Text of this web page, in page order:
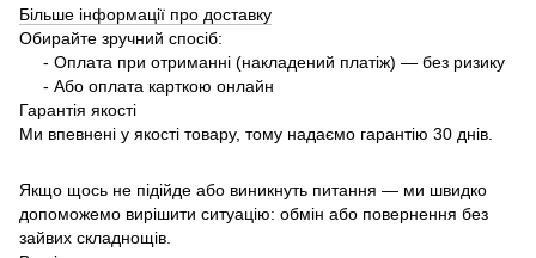
Більше інформації про доставку
Обирайте зручний спосіб:
- Оплата при отриманні (накладений платіж) — без ризику
- Або оплата карткою онлайн
Гарантія якості
Ми впевнені у якості товару, тому надаємо гарантію 30 днів.
Якщо щось не підійде або виникнуть питання — ми швидко
допоможемо вирішити ситуацію: обмін або повернення без
зайвих складнощів.